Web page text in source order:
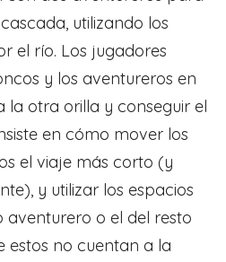
utilizando los
el río. Los jugadores
y los aventureros en
la otra orilla y conseguir el
en cómo mover los
el viaje más corto (y
y utilizar los espacios
o el del resto
estos no cuentan a la